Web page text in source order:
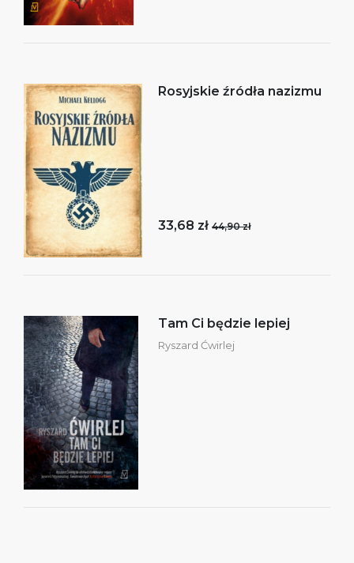
Rosyjskie źródła nazizmu
33,68 zł 44,90 zł
Tam Ci będzie lepiej
Ryszard Ćwirlej